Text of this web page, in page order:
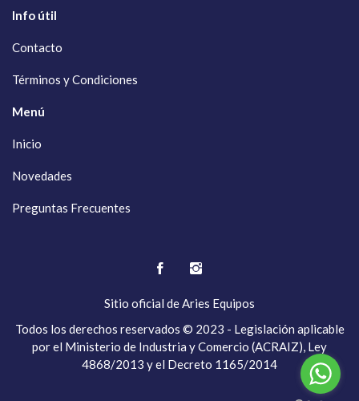
Info útil
Contacto
Términos y Condiciones
Menú
Inicio
Novedades
Preguntas Frecuentes
Sitio oficial deAries Equipos
Todos los derechos reservados © 2023 - Legislación aplicable
por el Ministerio de Industria y Comercio (ACRAIZ), Ley
4868/2013 y el Decreto 1165/2014